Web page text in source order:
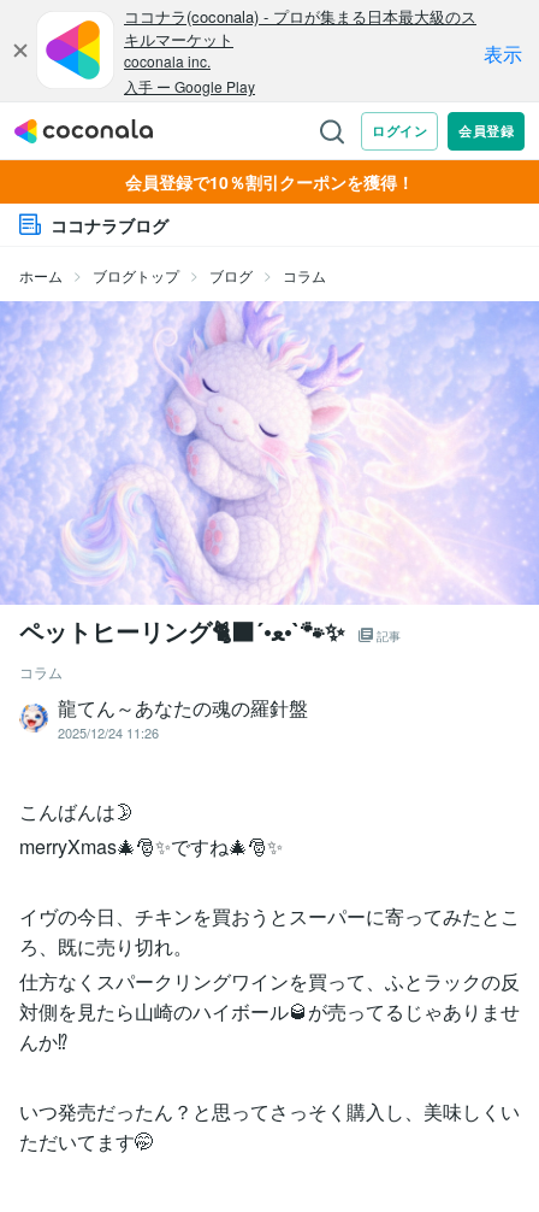
会員登録で10％割引クーポンを獲得！
ココナラブログ
ホーム ブログトップ ブログ コラム
ペットヒーリング🐈‍⬛´•ﻌ•`🐾✨ 記事
コラム
龍てん～あなたの魂の羅針盤
2025/12/24 11:26
こんばんは🌛
merryXmas🎄🎅✨ですね🎄🎅✨
イヴの今日、チキンを買おうとスーパーに寄ってみたとこ
ろ、既に売り切れ。
仕方なくスパークリングワインを買って、ふとラックの反
対側を見たら山崎のハイボール🥃が売ってるじゃありませ
んか⁉️
いつ発売だったん？と思ってさっそく購入し、美味しくい
ただいてます🤭